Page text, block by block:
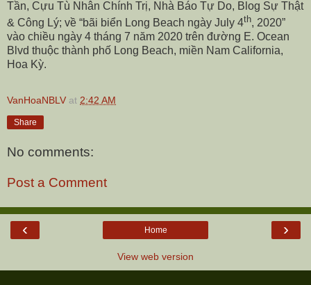
Tần, Cựu Tù Nhân Chính Trị, Nhà Báo Tự Do, Blog Sự Thật
& Công Lý; về “bãi biển Long Beach ngày July 4th, 2020”
vào chiều ngày 4 tháng 7 năm 2020 trên đường E. Ocean
Blvd thuộc thành phố Long Beach, miền Nam California,
Hoa Kỳ.
VanHoaNBLV at 2:42 AM
Share
No comments:
Post a Comment
‹ ›
Home
View web version